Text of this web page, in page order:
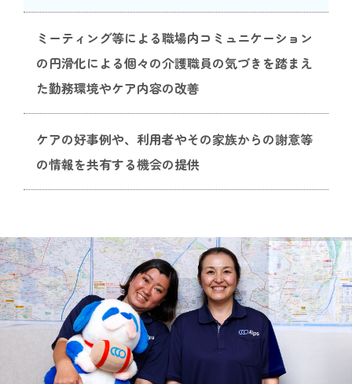
ミーティング等による職場内コミュニケーション
の円滑化による個々の介護職員の気づきを踏まえ
た勤務環境やケア内容の改善
ケアの好事例や、利用者やその家族からの謝意等
の情報を共有する機会の提供